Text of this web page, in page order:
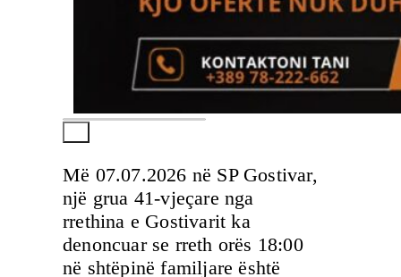
Më 07.07.2026 në SP Gostivar,
një grua 41-vjeçare nga
rrethina e Gostivarit ka
denoncuar se rreth orës 18:00
në shtëpinë familjare është